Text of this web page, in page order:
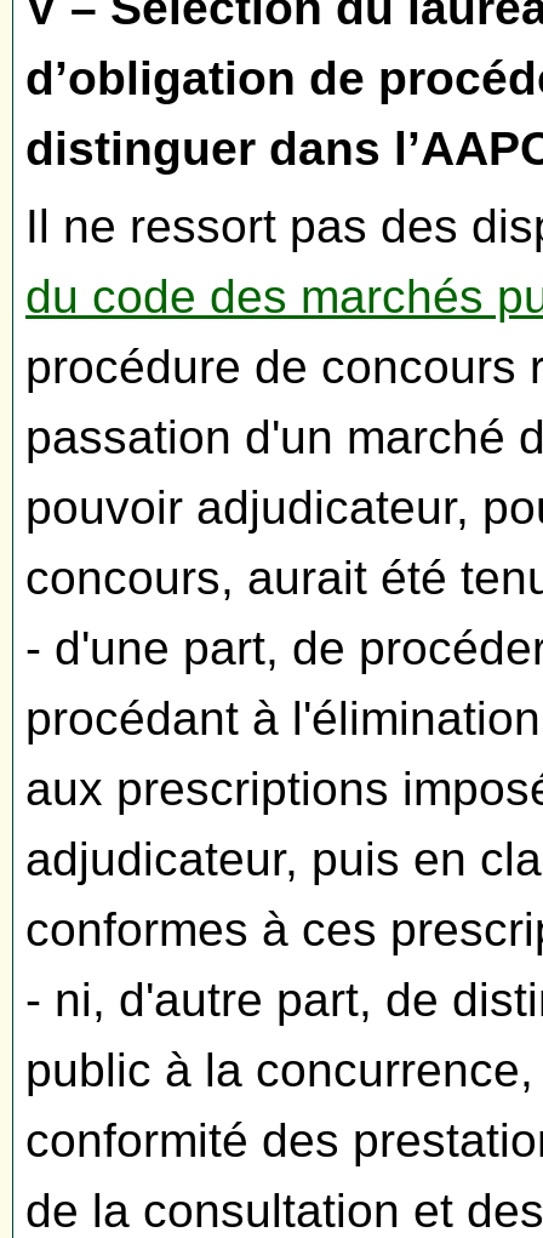
d’obligation de
distinguer dans
Il ne ressort pas des
du code des marchés
procédure de concours
passation d'un marché
pouvoir adjudicateur,
concours, aurait été
- d'une part, de
procédant à
aux prescriptions
adjudicateur, puis en
conformes à ces
- ni, d'autre part, de
public à la
conformité des
de la consultation et